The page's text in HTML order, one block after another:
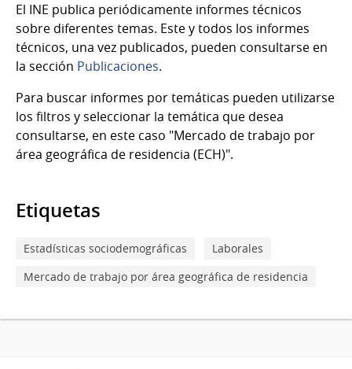
Jun
del
2026
El INE publica periódicamente informes técnicos
sobre diferentes temas. Este y todos los informes
técnicos, una vez publicados, pueden consultarse en
la sección Publicaciones.
Para buscar informes por temáticas pueden utilizarse
los filtros y seleccionar la temática que desea
consultarse, en este caso "Mercado de trabajo por
área geográfica de residencia (ECH)".
Etiquetas
Estadísticas sociodemográficas
Laborales
Mercado de trabajo por área geográfica de residencia